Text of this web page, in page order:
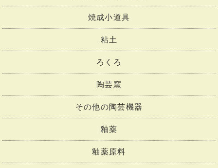
焼成小道具
粘土
ろくろ
陶芸窯
その他の陶芸機器
釉薬
釉薬原料